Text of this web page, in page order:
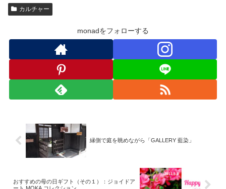
カルチャー
monadをフォローする
縁側で庭を眺めながら「GALLERY 藍染」
おすすめの母の日ギフト（その１）：ジョイドア